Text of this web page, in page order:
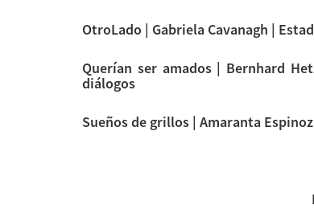
OtroLado | Gabriela Cavanagh |
Querían ser amados | Bernhard
diálogos
Sueños de grillos | Amaranta